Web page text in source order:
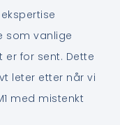
som vanlige
for sent. Dette
leter etter når vi
med mistenkt